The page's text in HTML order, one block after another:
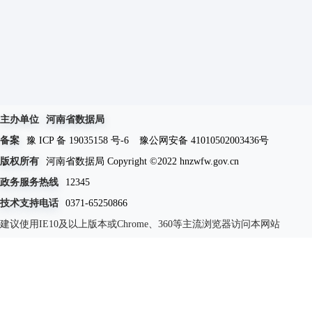
主办单位
河南省数据局
备案
豫 ICP 备 19035158 号-6
豫公网安备 41010502003436号
版权所有
河南省数据局 Copyright ©2022 hnzwfw.gov.cn
政务服务热线
12345
技术支持电话
0371-65250866
建议使用IE10及以上版本或Chrome、360等主流浏览器访问本网站